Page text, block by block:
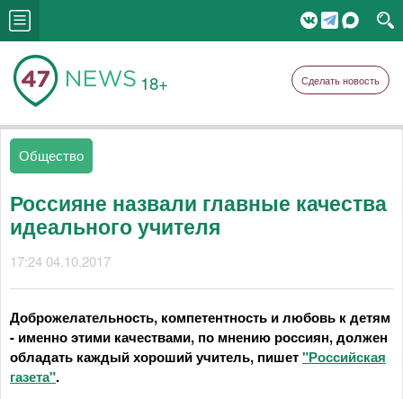
18+ Сделать новость
Общество
Россияне назвали главные качества
идеального учителя
17:24 04.10.2017
Доброжелательность, компетентность и любовь к детям
- именно этими качествами, по мнению россиян, должен
обладать каждый хороший учитель, пишет"Российская
газета".